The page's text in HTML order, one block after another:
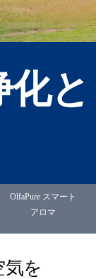
と
OlfaPure スマート
アロマ
を